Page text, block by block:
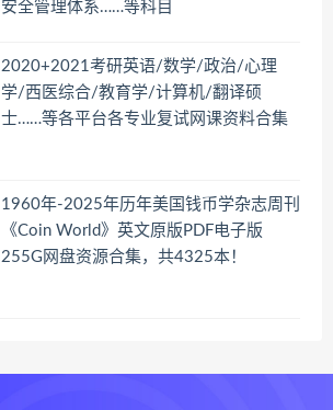
安全管理体系……等科目
2020+2021考研英语/数学/政治/心理
学/西医综合/教育学/计算机/翻译硕
士……等各平台各专业复试网课资料合集
1960年-2025年历年美国钱币学杂志周刊
《Coin World》英文原版PDF电子版
255G网盘资源合集，共4325本！